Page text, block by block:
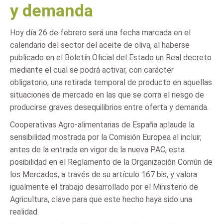
y demanda
Hoy día 26 de febrero será una fecha marcada en el
calendario del sector del aceite de oliva, al haberse
publicado en el Boletín Oficial del Estado un Real decreto
mediante el cual se podrá activar, con carácter
obligatorio, una retirada temporal de producto en aquellas
situaciones de mercado en las que se corra el riesgo de
producirse graves desequilibrios entre oferta y demanda.
Cooperativas Agro-alimentarias de España aplaude la
sensibilidad mostrada por la Comisión Europea al incluir,
antes de la entrada en vigor de la nueva PAC, esta
posibilidad en el Reglamento de la Organización Común de
los Mercados, a través de su artículo 167 bis, y valora
igualmente el trabajo desarrollado por el Ministerio de
Agricultura, clave para que este hecho haya sido una
realidad.